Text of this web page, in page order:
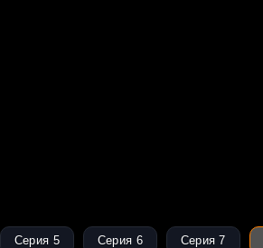
Серия 5 Серия 6 Серия 7